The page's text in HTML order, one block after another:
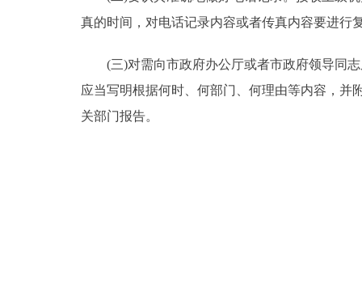
真的时间，对电话记录内容或者传真内容要进行
(三)对需向市政府办公厅或者市政府领导同志
应当写明根据何时、何部门、何理由等内容，并
关部门报告。